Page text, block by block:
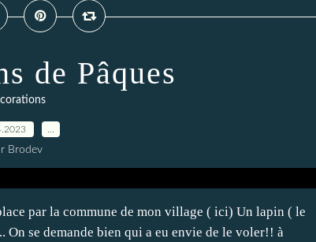
de Pâques
Brodev
par la commune de mon village ( ici) Un lapin ( le
se demande bien qui a eu envie de le voler!! à